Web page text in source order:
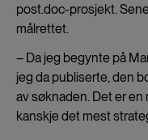
post.doc-prosjekt.
målrettet.
– Da jeg begynte på
jeg da publiserte, den
av søknaden. Det er en
kanskje det mest